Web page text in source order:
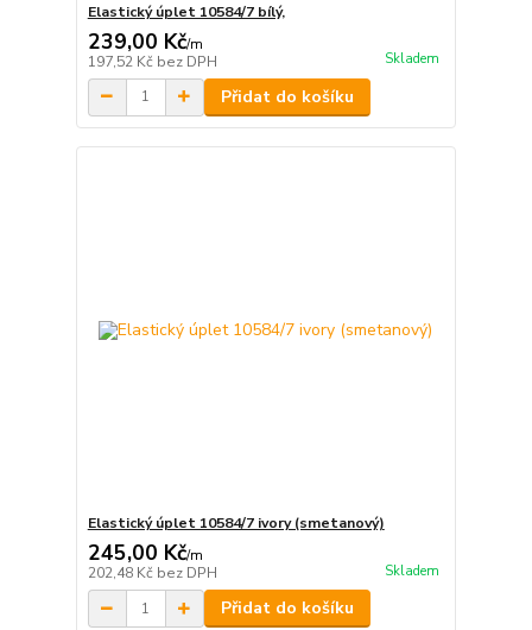
Elastický úplet 10584/7 bílý,
239,00 Kč/m
197,52 Kč bez DPH Skladem
Přidat do košíku
Elastický úplet 10584/7 ivory (smetanový)
245,00 Kč/m
202,48 Kč bez DPH Skladem
Přidat do košíku